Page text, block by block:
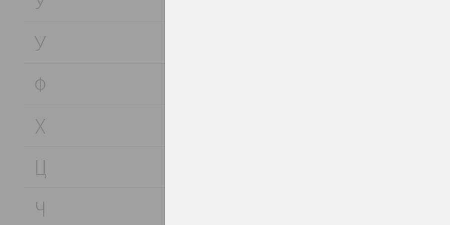
У
Ф
Х
Ц
Ч